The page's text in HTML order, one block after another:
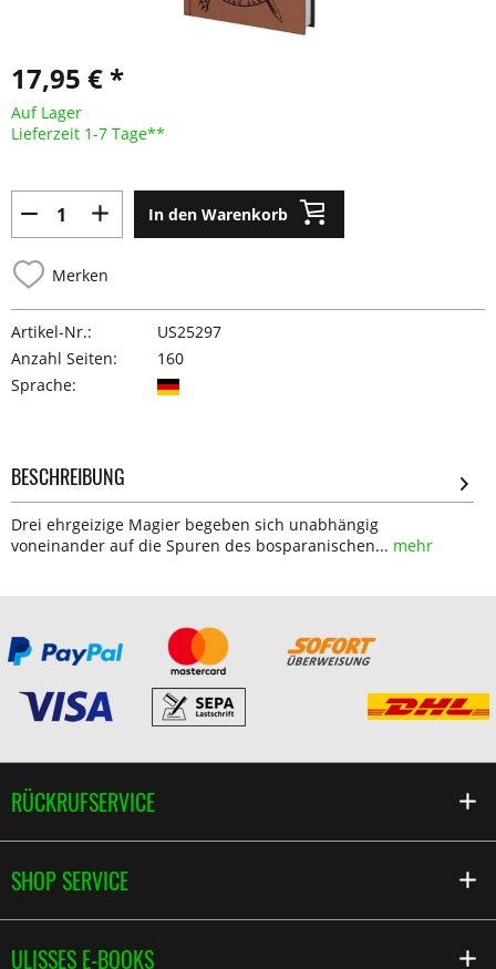
17,95 € *
Auf Lager
Lieferzeit 1-7 Tage**
In den Warenkorb
Merken
Artikel-Nr.:
US25297
Anzahl Seiten:
160
Sprache:
BESCHREIBUNG
Drei ehrgeizige Magier begeben sich unabhängig
voneinander auf die Spuren des bosparanischen... mehr
RÜCKRUFSERVICE
SHOP SERVICE
ULISSES E-BOOKS